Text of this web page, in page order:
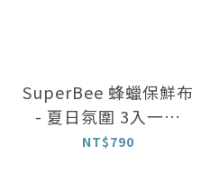
SuperBee 蜂蠟保鮮布
- 夏日氛圍 3入一組
(M 三入)
NT$790